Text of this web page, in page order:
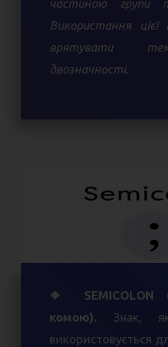
частиною групи
Використання
врятувати
двозначності.
❖ SEMICOLON
комою). Знак,
використовується